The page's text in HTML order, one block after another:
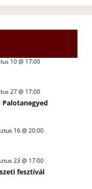
10 @ 17:00
27 @ 17:00
Palotanegyed
16 @ 20:00
23 @ 17:00
fesztivál